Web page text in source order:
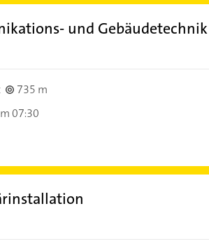
und Gebäudetechnik
735 m
07:30